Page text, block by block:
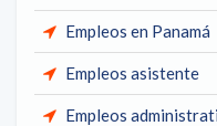
Empleos en Panamá
Empleos asistente
Empleos